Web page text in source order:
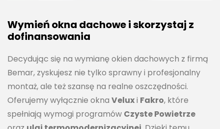
Wymień okna dachowe i skorzystaj z
dofinansowania
Decydując się na wymianę okien dachowych z firmą
Bemar, zyskujesz nie tylko sprawny i profesjonalny
montaż, ale też szansę na realne oszczędności.
Oferujemy wyłącznie okna Veluxi Fakro, które
spełniają wymogi programów Czyste Powietrze